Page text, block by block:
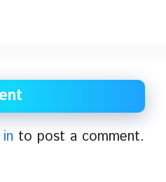
to post a comment.